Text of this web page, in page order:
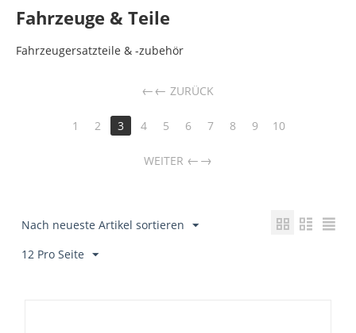
Fahrzeuge & Teile
Fahrzeugersatzteile & -zubehör
← ZURÜCK
1 2 3 4 5 6 7 8 9 10
WEITER →
Nach neueste Artikel sortieren
12 Pro Seite